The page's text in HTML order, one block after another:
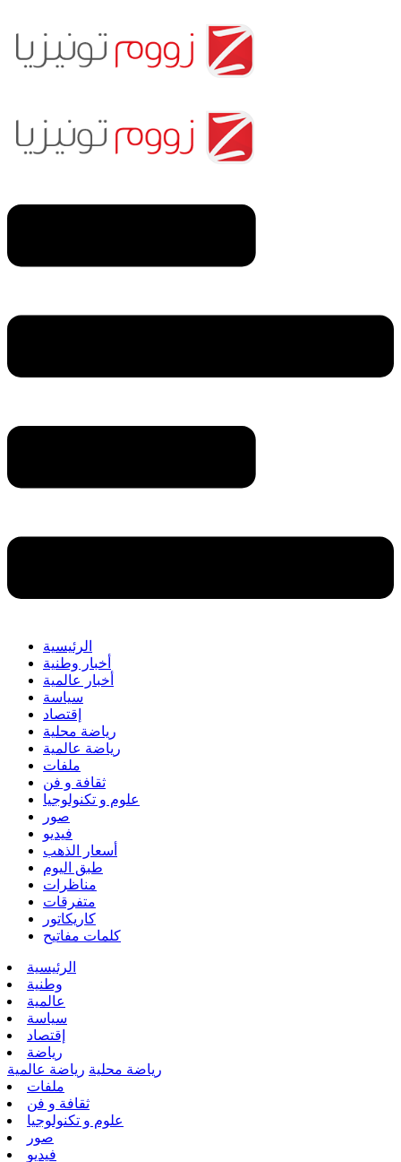
الرئيسية
أخبار وطنية
أخبار عالمية
سياسة
إقتصاد
رياضة محلية
رياضة عالمية
ملفات
ثقافة و فن
علوم و تكنولوجيا
صور
فيديو
أسعار الذهب
طبق اليوم
مناظرات
متفرقات
كاريكاتور
كلمات مفاتيح
الرئيسية
وطنية
عالمية
سياسة
إقتصاد
رياضة
رياضة محلية رياضة عالمية
ملفات
ثقافة و فن
علوم و تكنولوجيا
صور
فيديو